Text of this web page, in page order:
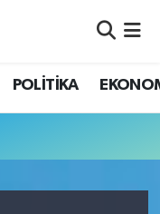
POLİTİKA